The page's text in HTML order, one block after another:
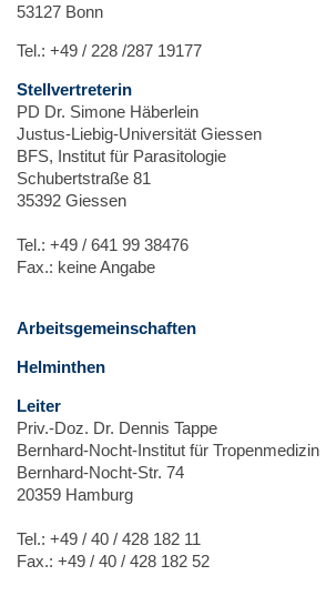
53127 Bonn
Tel.: +49 / 228 /287 19177
Stellvertreterin
PD Dr. Simone Häberlein
Justus-Liebig-Universität Giessen
BFS, Institut für Parasitologie
Schubertstraße 81
35392 Giessen
Tel.: +49 / 641 99 38476
Fax.: keine Angabe
Arbeitsgemeinschaften
Helminthen
Leiter
Priv.-Doz. Dr. Dennis Tappe
Bernhard-Nocht-Institut für Tropenmedizin
Bernhard-Nocht-Str. 74
20359 Hamburg
Tel.: +49 / 40 / 428 182 11
Fax.: +49 / 40 / 428 182 52